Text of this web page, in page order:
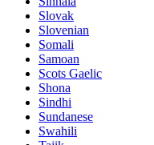
Slovak
Slovenian
Somali
Samoan
Scots Gaelic
Shona
Sindhi
Sundanese
Swahili